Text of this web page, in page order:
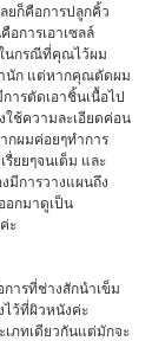
อการเอาเซลล์
นกรณีที่คุณไว้ผม
นัก แต่หากคุณตัดผม
ารตัดเอาชิ้นเนื้อไป
ใช้ความละเอียดค่อน
กผมค่อยๆทำการ
ยยๆจนเต็ม และ
มีการวางแผนถึง
อกมาดูเป็น
ะ
ไว้ที่ผิวหนังค่ะ
ภทเดียวกันแต่มักจะ